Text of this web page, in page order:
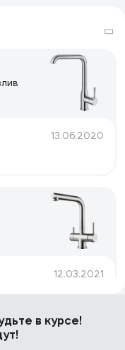
13.06.2020
12.03.2021
в курсе!